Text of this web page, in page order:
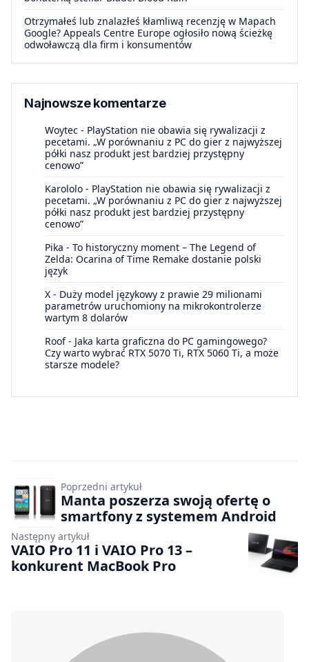
Otrzymałeś lub znalazłeś kłamliwą recenzję w Mapach
Google? Appeals Centre Europe ogłosiło nową ścieżkę
odwoławczą dla firm i konsumentów
Najnowsze komentarze
Woytec - PlayStation nie obawia się rywalizacji z
pecetami. „W porównaniu z PC do gier z najwyższej
półki nasz produkt jest bardziej przystępny
cenowo”
Karololo - PlayStation nie obawia się rywalizacji z
pecetami. „W porównaniu z PC do gier z najwyższej
półki nasz produkt jest bardziej przystępny
cenowo”
Pika - To historyczny moment – The Legend of
Zelda: Ocarina of Time Remake dostanie polski
język
X - Duży model językowy z prawie 29 milionami
parametrów uruchomiony na mikrokontrolerze
wartym 8 dolarów
Roof- Jaka karta graficzna do PC gamingowego?
Czy warto wybrać RTX 5070 Ti, RTX 5060 Ti, a może
starsze modele?
Poprzedni artykuł
Manta poszerza swoją ofertę o
smartfony z systemem Android
Następny artykuł
VAIO Pro 11 i VAIO Pro 13 –
konkurent MacBook Pro